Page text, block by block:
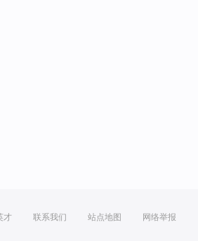
才 联系我们 站点地图 网络举报